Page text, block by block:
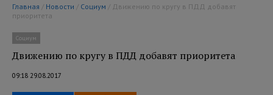
Главная / Новости / Социум
приоритета
Социум
Движению по кругу в ПДД добавят приоритета
09:18 29.08.2017